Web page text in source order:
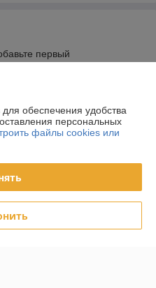
первый
обеспечения удобства
персональных
файлы cookies или